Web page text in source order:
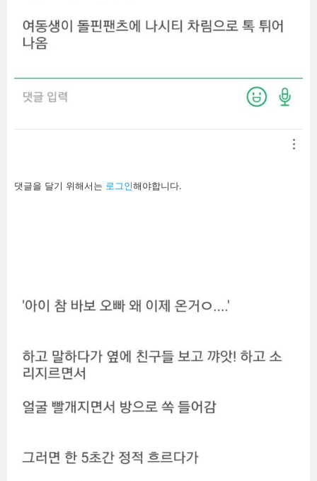
답
글
댓글을 달기 위해서는 로그인해야합니다.